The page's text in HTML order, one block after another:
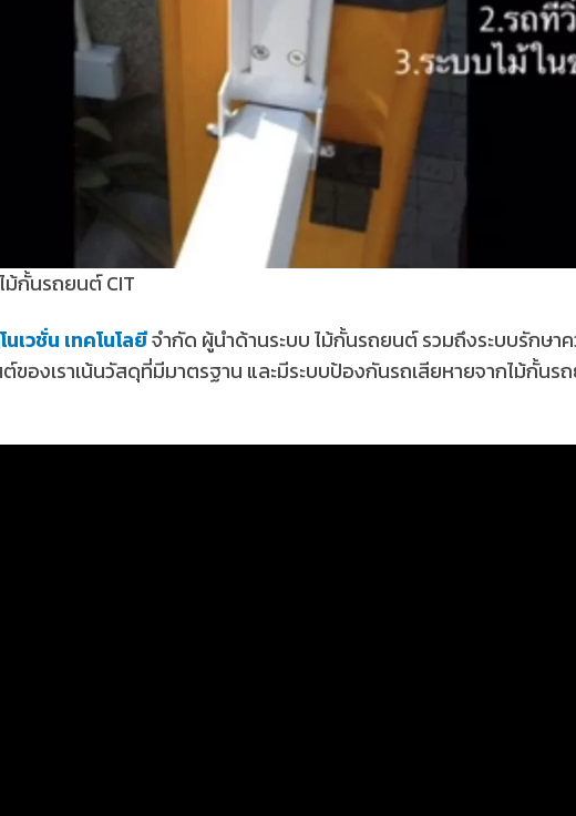
ม้กั้นรถยนต์ CIT
เวชั่น เทคโนโลยีจำกัด ผู้นำด้านระบบ ไม้กั้นรถยนต์ รวมถึงระบบรักษ
ของเราเน้นวัสดุที่มีมาตรฐาน และมีระบบป้องกันรถเสียหายจากไม้กั้น